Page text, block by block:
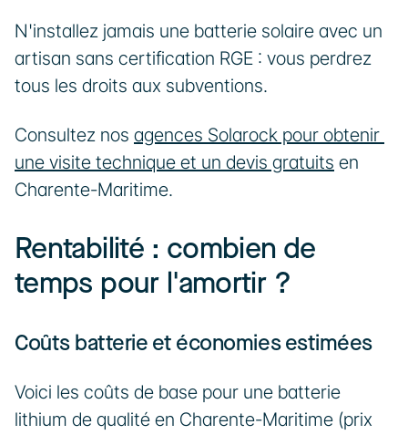
N'installez jamais une batterie solaire avec un
artisan sans certification RGE : vous perdrez
tous les droits aux subventions.
Consultez nos agences Solarock pour obtenir
une visite technique et un devis gratuits en
Charente-Maritime.
Rentabilité : combien de
temps pour l'amortir ?
Coûts batterie et économies estimées
Voici les coûts de base pour une batterie
lithium de qualité en Charente-Maritime (prix